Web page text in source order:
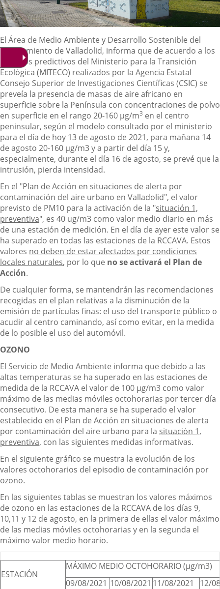
Contenido
El Área de Medio Ambiente y Desarrollo Sostenible del
Ayuntamiento de Valladolid, informa que de acuerdo a los
modelos predictivos del Ministerio para la Transición
Ecológica (MITECO) realizados por la Agencia Estatal
Consejo Superior de Investigaciones Científicas (CSIC) se
preveía la presencia de masas de aire africano en
superficie sobre la Península con concentraciones de polvo
en superficie en el rango 20-160 µg/m3 en el centro
peninsular, según el modelo consultado por el ministerio
para el día de hoy 13 de agosto de 2021, para mañana 14
de agosto 20-160 µg/m3 y a partir del día 15 y,
especialmente, durante el día 16 de agosto, se prevé que la
intrusión, pierda intensidad.
En el "Plan de Acción en situaciones de alerta por
contaminación del aire urbano en Valladolid", el valor
previsto de PM10 para la activación de la "situación 1,
preventiva", es 40 ug/m3 como valor medio diario en más
de una estación de medición. En el día de ayer este valor se
ha superado en todas las estaciones de la RCCAVA. Estos
valores no deben de estar afectados por condiciones
locales naturales, por lo que no se activará el Plan de
Acción.
De cualquier forma, se mantendrán las recomendaciones
recogidas en el plan relativas a la disminución de la
emisión de partículas finas: el uso del transporte público o
acudir al centro caminando, así como evitar, en la medida
de lo posible el uso del automóvil.
OZONO
El Servicio de Medio Ambiente informa que debido a las
altas temperaturas se ha superado en las estaciones de
medida de la RCCAVA el valor de 100 µg/m3 como valor
máximo de las medias móviles octohorarias por tercer día
consecutivo. De esta manera se ha superado el valor
establecido en el Plan de Acción en situaciones de alerta
por contaminación del aire urbano para la situación 1,
preventiva, con las siguientes medidas informativas.
En el siguiente gráfico se muestra la evolución de los
valores octohorarios del episodio de contaminación por
ozono.
En las siguientes tablas se muestran los valores máximos
de ozono en las estaciones de la RCCAVA de los días 9,
10,11 y 12 de agosto, en la primera de ellas el valor máximo
de las medias móviles octohorarias y en la segunda el
máximo valor medio horario.
ESTACIÓN
MÁXIMO MEDIO OCTOHORARIO (µg/m3)
09/08/2021 10/08/2021 11/08/2021
12/